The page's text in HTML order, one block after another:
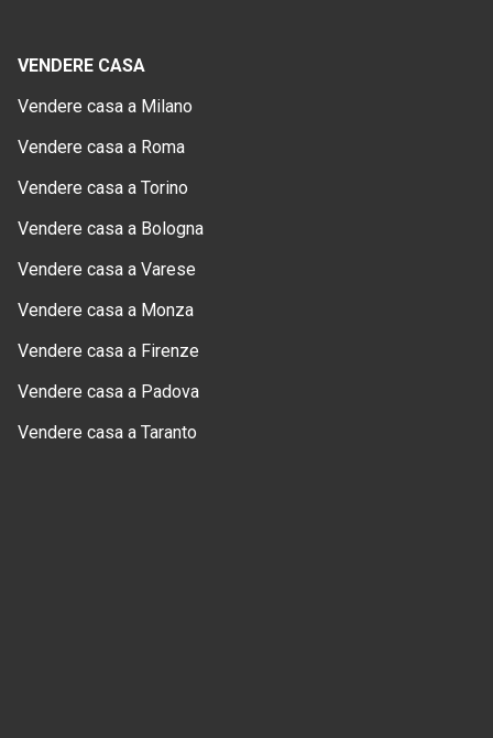
VENDERE CASA
Vendere casa a Milano
Vendere casa a Roma
Vendere casa a Torino
Vendere casa a Bologna
Vendere casa a Varese
Vendere casa a Monza
Vendere casa a Firenze
Vendere casa a Padova
Vendere casa a Taranto